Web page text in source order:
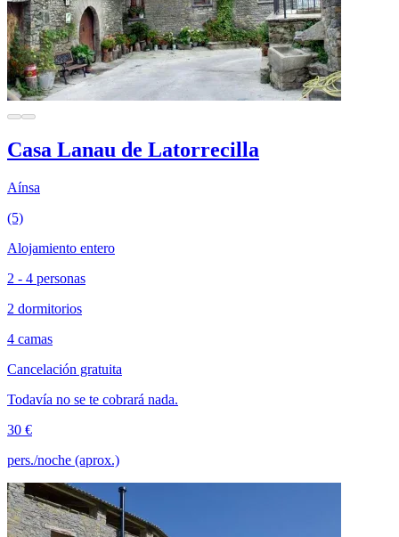
Casa Lanau de Latorrecilla
Aínsa
(5)
Alojamiento entero
2 - 4 personas
2 dormitorios
4 camas
Cancelación gratuita
Todavía no se te cobrará nada.
30 €
pers./noche (aprox.)